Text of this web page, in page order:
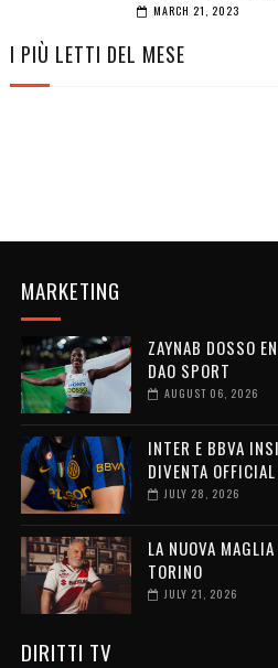
MARCH 21, 2023
I PIÙ LETTI DEL MESE
MARKETING
ZAYNAB DOSSO
DAO SPORT
AUGUST 06, 2026
INTER E BBVA
DIVENTA
JULY 28, 2026
LA NUOVA
TORINO
JULY 21, 2026
DIRITTI TV